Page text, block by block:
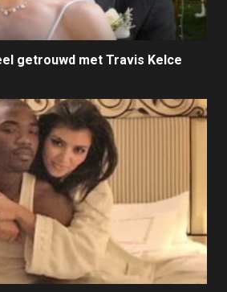
getrouwd met Travis Kelce